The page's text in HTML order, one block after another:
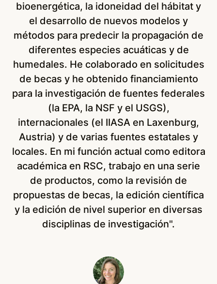
bioenergética, la idoneidad del hábitat y
el desarrollo de nuevos modelos y
métodos para predecir la propagación de
diferentes especies acuáticas y de
humedales. He colaborado en solicitudes
de becas y he obtenido financiamiento
para la investigación de fuentes federales
(la EPA, la NSF y el USGS),
internacionales (el IIASA en Laxenburg,
Austria) y de varias fuentes estatales y
locales. En mi función actual como editora
académica en RSC, trabajo en una serie
de productos, como la revisión de
propuestas de becas, la edición científica
y la edición de nivel superior en diversas
disciplinas de investigación".